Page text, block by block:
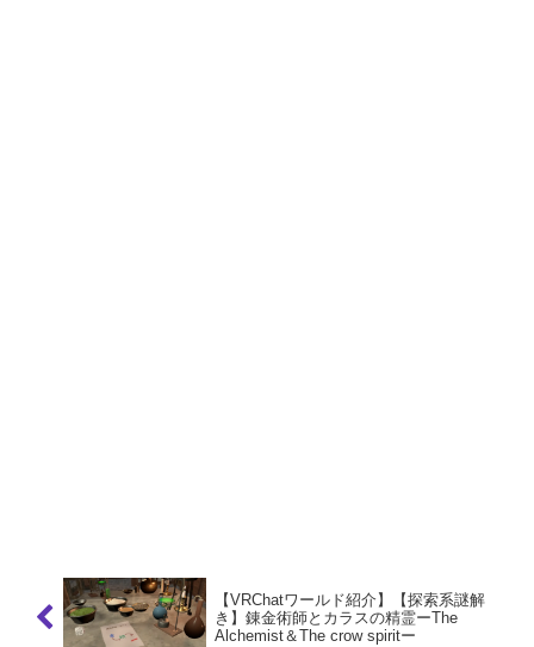
【VRChatワールド紹介】【探索系謎解
き】錬金術師とカラスの精霊ーThe
Alchemist＆The crow spiritー